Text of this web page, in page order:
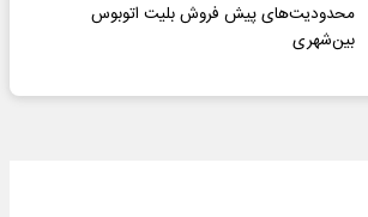
محدودیت‌های پیش فروش بلیت اتوبوس
بین‌شهری